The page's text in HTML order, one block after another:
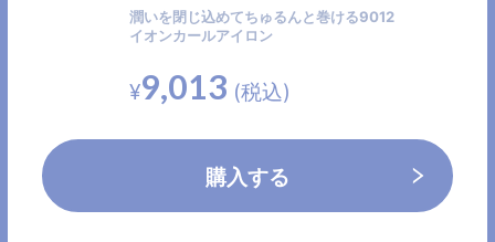
潤いを閉じ込めてちゅるんと巻ける9012
イオンカールアイロン
¥9,013 (税込)
購入する
9012 イオンカールアイ
ロン32ｍｍ